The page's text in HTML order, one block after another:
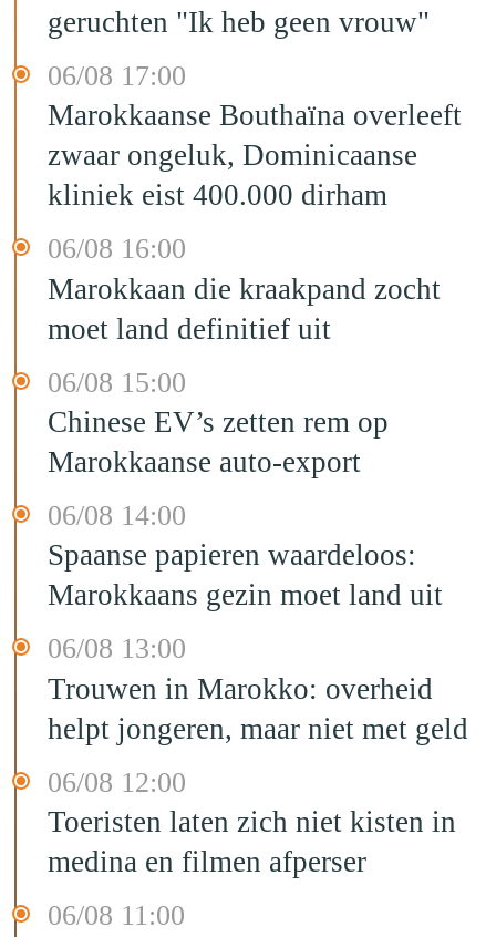
geruchten "Ik heb geen vrouw"
06/08 17:00
Marokkaanse Bouthaïna overleeft
zwaar ongeluk, Dominicaanse
kliniek eist 400.000 dirham
06/08 16:00
Marokkaan die kraakpand zocht
moet land definitief uit
06/08 15:00
Chinese EV’s zetten rem op
Marokkaanse auto-export
06/08 14:00
Spaanse papieren waardeloos:
Marokkaans gezin moet land uit
06/08 13:00
Trouwen in Marokko: overheid
helpt jongeren, maar niet met geld
06/08 12:00
Toeristen laten zich niet kisten in
medina en filmen afperser
06/08 11:00